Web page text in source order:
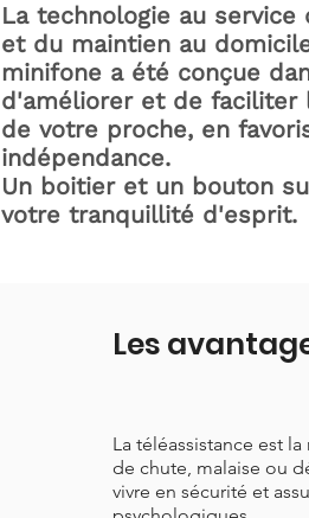
La technologie au service
et du maintien au
minifone a été conçue
d'améliorer et de faciliter
de votre proche, en
indépendance.
Un boitier et un bouton
votre tranquillité d'esprit.
Les
La téléassistance est
de chute, malaise ou
vivre en sécurité et